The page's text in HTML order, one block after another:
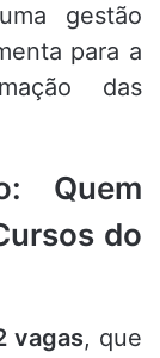
gestão
para a
das
Quem
do
vagas, que